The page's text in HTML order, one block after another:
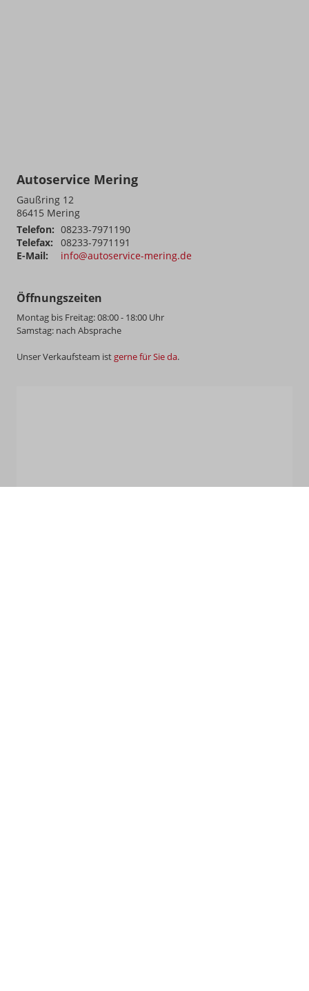
Autoservice Mering
Gaußring 12
86415 Mering
Telefon: 08233-7971190
Telefax:
08233-7971191
E-Mail:
info@autoservice-mering.de
Öffnungszeiten
Montag bis Freitag: 08:00 - 18:00 Uhr
Samstag: nach Absprache
Unser Verkaufsteam ist gerne für Sie da.